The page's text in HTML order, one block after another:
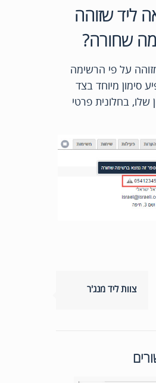
ליד שזוהה
שחורה?
על פי הרשימה
סימון מיוחד בצד
שלו, בחלונית פרטי
צוות ליד מנג'ר